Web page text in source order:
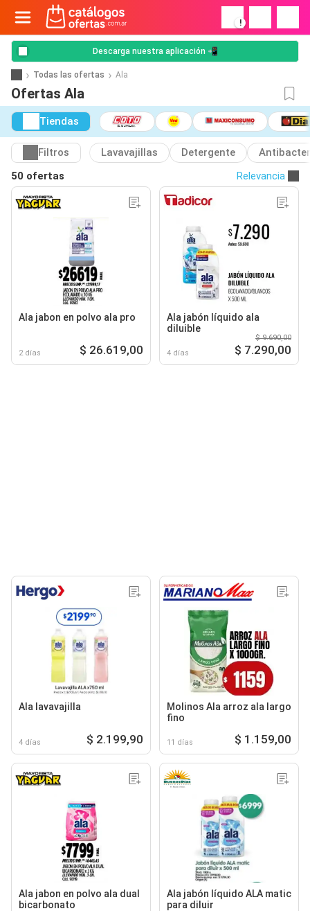
!
Descarga nuestra aplicación 📲
Todas las ofertas Ala
Ofertas Ala
Tiendas
Filtros Lavavajillas Detergente
50 ofertas
Relevancia
Ala jabon en polvo ala pro
2 días $ 26.619,00
Ala jabón líquido ala
diluible
4 días
$ 9.690,00
$ 7.290,00
Ala lavavajilla
4 días $ 2.199,90
Molinos Ala arroz ala largo
fino
11 días $ 1.159,00
Ala jabon en polvo ala dual
bicarbonato
Ala jabón líquido ALA matic
para diluir